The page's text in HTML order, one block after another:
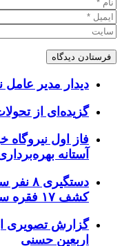
دیدار مدیر عامل
گزیده‌ای از
فاز اول نیروگاه
آستانه
کشف ۱۷ فقره سرقت
گزارش تصویری
اربعین حسنی